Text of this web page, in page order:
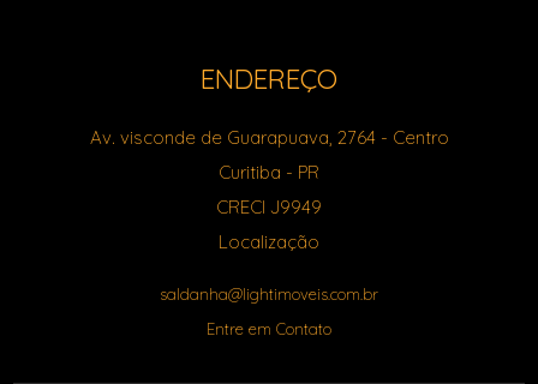
ENDEREÇO
Av. visconde de Guarapuava, 2764- Centro
Curitiba - PR
CRECI J9949
Localização
saldanha@lightimoveis.com.br
Entre em Contato